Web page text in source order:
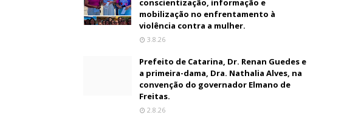
conscientização, informação e
mobilização no enfrentamento à
violência contra a mulher.
3.8.26
Prefeito de Catarina, Dr. Renan Guedes e
a primeira-dama, Dra. Nathalia Alves, na
convenção do governador Elmano de
Freitas.
2.8.26